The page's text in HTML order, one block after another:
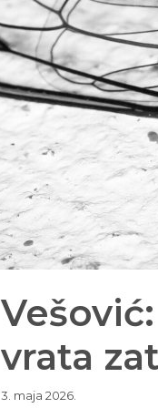
vrata
3. maja 2026.